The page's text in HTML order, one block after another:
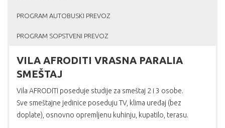
PROGRAM AUTOBUSKI PREVOZ
PROGRAM SOPSTVENI PREVOZ
VILA AFRODITI VRASNA PARALIA
SMEŠTAJ
Vila AFRODITI poseduje studije za smeštaj 2 i 3 osobe.
Sve smeštajne jedinice poseduju TV, klima uređaj (bez
doplate), osnovno opremljenu kuhinju, kupatilo, terasu.